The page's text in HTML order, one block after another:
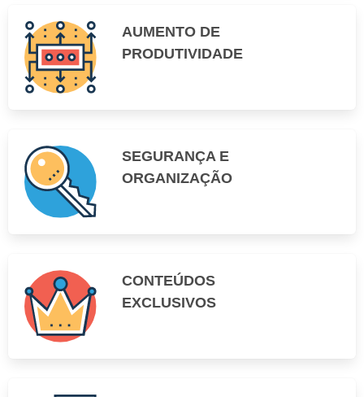
AUMENTO DE
PRODUTIVIDADE
SEGURANÇA E
ORGANIZAÇÃO
CONTEÚDOS
EXCLUSIVOS